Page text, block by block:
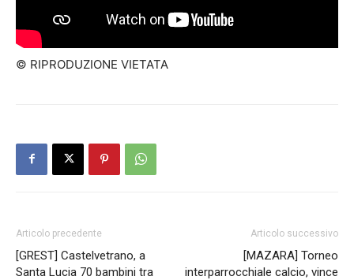
© RIPRODUZIONE VIETATA
Articolo precedente
[GREST] Castelvetrano, a
Santa Lucia 70 bambini tra
Articolo successivo
[MAZARA] Torneo
interparrocchiale calcio, vince